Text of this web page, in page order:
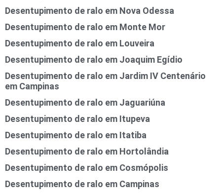
Desentupimento de ralo em Nova Odessa
Desentupimento de ralo em Monte Mor
Desentupimento de ralo em Louveira
Desentupimento de ralo em Joaquim Egídio
Desentupimento de ralo em Jardim IV Centenário
em Campinas
Desentupimento de ralo em Jaguariúna
Desentupimento de ralo em Itupeva
Desentupimento de ralo em Itatiba
Desentupimento de ralo em Hortolândia
Desentupimento de ralo em Cosmópolis
Desentupimento de ralo em Campinas